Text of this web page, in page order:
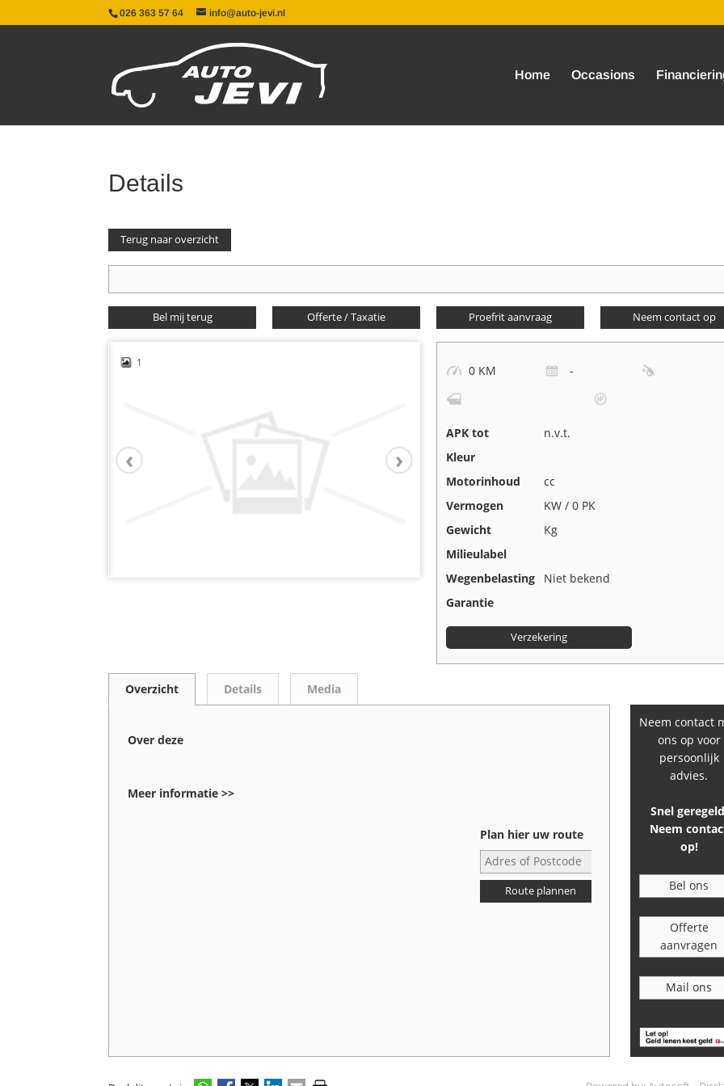
026 363 57 64 info@auto-jevi.nl
Home Occasions
Details
Terug naar overzicht
0 KM -
APK tot
n.v.t.
Kleur
Motorinhoud
cc
Vermogen
KW / 0 PK
Gewicht
Kg
Milieulabel
Wegenbelasting
Niet bekend
Garantie
Verzekering
Overzicht Details Media
Over deze
Meer informatie >>
Plan hier uw route
Route plannen
Neem contact
ons op voor
persoonlijk
advies.
Snel
Neem
op!
Bel ons
Offerte
aanvragen
Mail ons
1
Bel mij terug Offerte / Taxatie Proefrit aanvraag Neem contact op